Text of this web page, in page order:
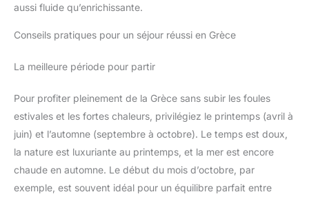
aussi fluide qu’enrichissante.
Conseils pratiques pour un séjour réussi en Grèce
La meilleure période pour partir
Pour profiter pleinement de la Grèce sans subir les foules
estivales et les fortes chaleurs, privilégiez le printemps (avril à
juin) et l’automne (septembre à octobre). Le temps est doux,
la nature est luxuriante au printemps, et la mer est encore
chaude en automne. Le début du mois d’octobre, par
exemple, est souvent idéal pour un équilibre parfait entre